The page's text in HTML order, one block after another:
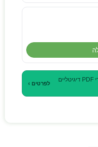
· 5 ספרי PDF דיגיטליים
לפרטים ›